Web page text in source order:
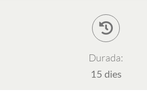
Durada:
15 dies